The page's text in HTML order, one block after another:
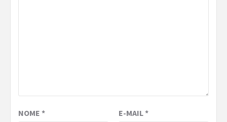
NOME * E-MAIL*